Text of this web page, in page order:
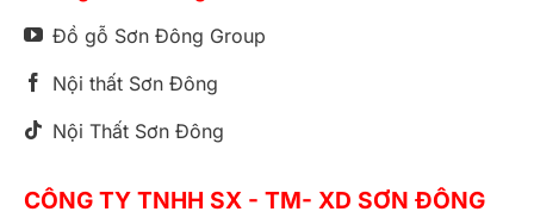
Đồ gỗ Sơn Đông Group
Nội thất Sơn Đông
Nội Thất Sơn Đông
CÔNG TY TNHH SX - TM- XD SƠN ĐÔNG